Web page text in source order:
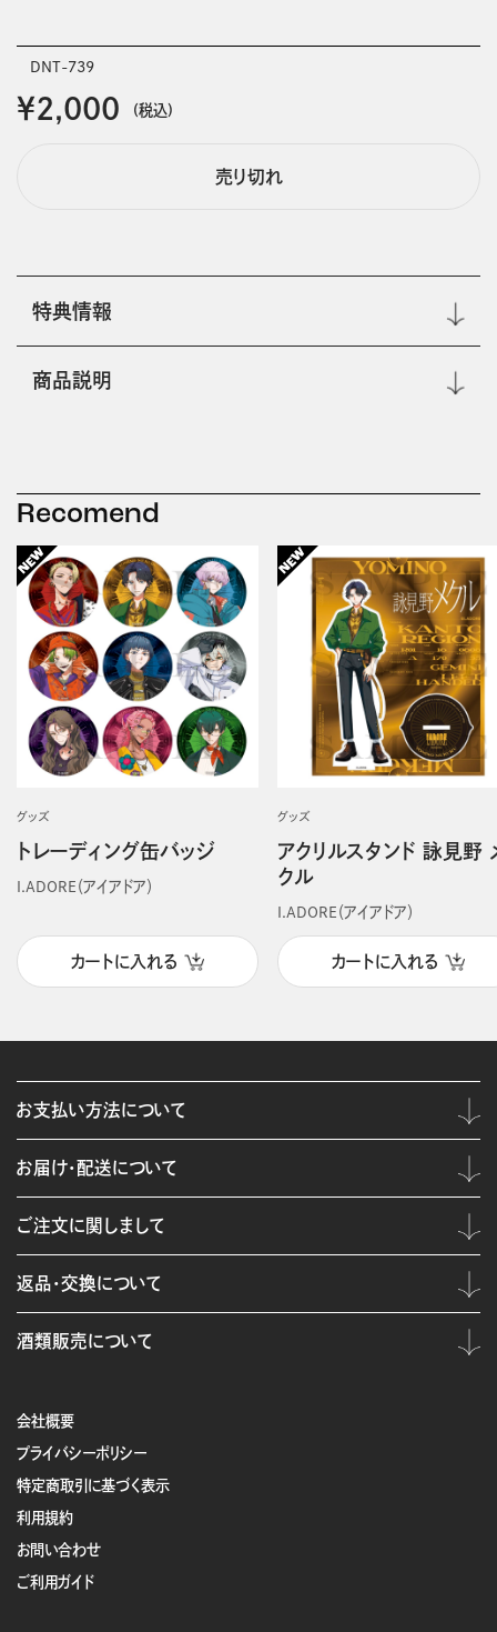
DNT-739
￥2,000 (税込)
売り切れ
特典情報
商品説明
Recomend
グッズ
トレーディング缶バッジ
I.ADORE（アイアドア）
カートに入れる
グッズ
アクリルスタンド 詠見野
クル
I.ADORE（アイアドア）
カートに入れる
会社概要
プライバシーポリシー
特定商取引に基づく表示
利用規約
お問い合わせ
ご利用ガイド
お支払い方法について
お届け・配送について
ご注文に関しまして
返品・交換について
酒類販売について